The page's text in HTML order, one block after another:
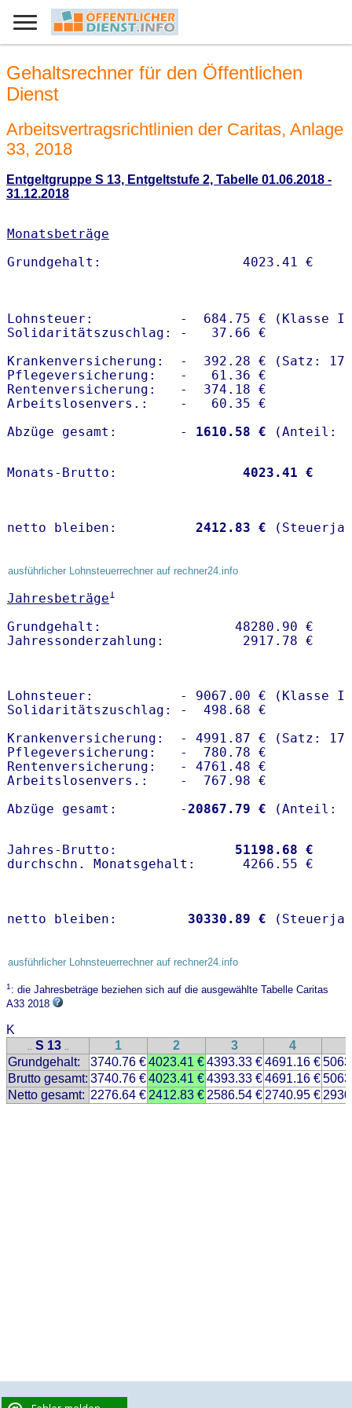
Gehaltsrechner für den Öffentlichen
Dienst
Arbeitsvertragsrichtlinien der Caritas, Anlage
33, 2018
Entgeltgruppe S 13, Entgeltstufe 2, Tabelle 01.06.2018 -
31.12.2018
Monatsbeträge
Lohnsteuer:           -  684.75 € (Klasse I)
Solidaritätszuschlag: -   37.66 €
Krankenversicherung:  -  392.28 € (Satz:
Pflegeversicherung:   -   61.36 €
Rentenversicherung:   -  374.18 €
Arbeitslosenvers.:    -   60.35 €
Abzüge gesamt:        -
1610.58 €
Monats-Brutto: 4023.41 €
netto bleiben: 2412.83 €
ausführlicher Lohnsteuerrechner auf rechner24.info
Jahresbeträge1
Grundgehalt:                 48280.90 €
Lohnsteuer:           - 9067.00 € (Klasse I)
Solidaritätszuschlag: -  498.68 €
Krankenversicherung:  - 4991.87 € (Satz:
Pflegeversicherung:   -  780.78 €
Rentenversicherung:   - 4761.48 €
Arbeitslosenvers.:    -  767.98 €
Abzüge gesamt:        -20867.79 €
Jahres-Brutto: 51198.68 €
netto bleiben: 30330.89 €
ausführlicher Lohnsteuerrechner auf rechner24.info
1: die Jahresbeträge beziehen sich auf die ausgewählte Tabelle Caritas
A33 2018
K
.. S 13 .. 1 2 3 4
Grundgehalt:
3740.76 €4023.41 €4393.33 €4691.16 €
Brutto gesamt: 3740.76 €4023.41 €4393.33 €4691.16 €
Netto gesamt: 2276.64 € 2412.83 € 2586.54 € 2740.95 €